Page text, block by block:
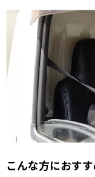
こんな方におす